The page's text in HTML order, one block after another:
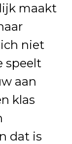
maakt
niet
speelt
aan
klas
dat is